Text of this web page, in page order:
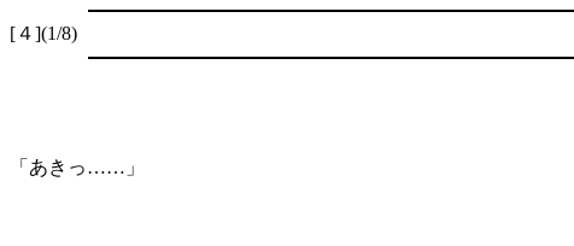
[４](1/8)
「あきっ……」